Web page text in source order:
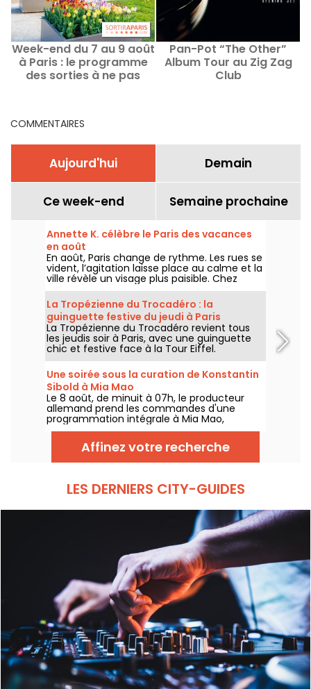
Week-end du 7 au 9 août
à Paris : le programme
des sorties à ne pas
Pan-Pot “The Other”
Album Tour au Zig Zag
Club
COMMENTAIRES
Aujourd'hui Demain
Ce week-end Semaine prochaine
Annette K. célèbre le Paris des vacances
en août
En août, Paris change de rythme. Les rues se
vident, l’agitation laisse place au calme et la
ville révèle un visage plus paisible. Chez
Annette K., on profite de cette parenthèse
unique pour prolonger l’esprit des vacances,
les pieds presque dans l’eau, avant le retour
à la rentrée.
La Tropézienne du Trocadéro : la
guinguette festive du jeudi à Paris
La Tropézienne du Trocadéro revient tous
les jeudis soir à Paris, avec une guinguette
chic et festive face à la Tour Eiffel.
Une soirée sous la curation de Konstantin
Sibold à Mia Mao
Le 8 août, de minuit à 07h, le producteur
allemand prend les commandes d'une
programmation intégrale à Mia Mao,
entouré de Hardt Antoine et EG, pour une
soirée qui traverse la house mélodique, la
techno et leurs zones frontières.
Affinez votre recherche
LES DERNIERS CITY-GUIDES